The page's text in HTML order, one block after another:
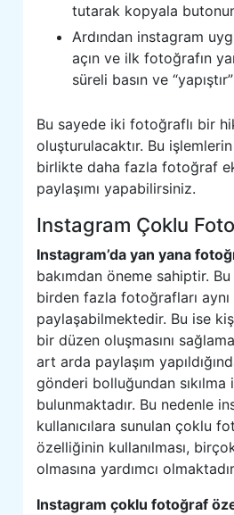
tutarak kopyala
Ardından instagram
açın ve ilk fotoğrafın
süreli basın ve
Bu sayede iki fotoğraflı bir
oluşturulacaktır. Bu
birlikte daha fazla fotoğraf
paylaşımı yapabilirsiniz.
Instagram Çoklu
Instagram’da yan yana
bakımdan öneme sahiptir.
birden fazla fotoğrafları
paylaşabilmektedir. Bu ise
bir düzen oluşmasını
art arda paylaşım
gönderi bolluğundan sıkılma
bulunmaktadır. Bu nedenle
kullanıcılara sunulan çoklu
özelliğinin kullanılması,
olmasına yardımcı
Instagram çoklu fotoğraf